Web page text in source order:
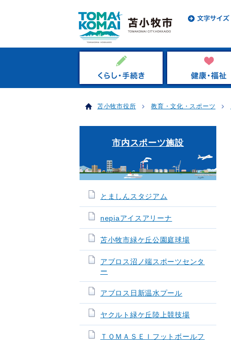
苫小牧市役所 教育・文化・スポーツ
市内スポーツ施設
とましんスタジアム
nepiaアイスアリーナ
苫小牧市緑ケ丘公園庭球場
アブロス沼ノ端スポーツセンタ
ー
アブロス日新温水プール
ヤクルト緑ケ丘陸上競技場
ＴＯＭＡＳＥＩフットボールフ